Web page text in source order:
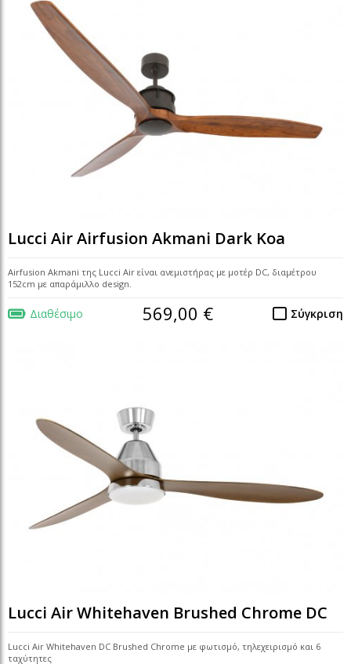
Lucci Air Airfusion Akmani Dark Koa
Airfusion Akmani της Lucci Air είναι ανεμιστήρας με μοτέρ DC, διαμέτρου
152cm με απαράμιλλο design.
Διαθέσιμο Σύγκριση
569,00 €
Lucci Air Whitehaven Brushed Chrome DC
Lucci Air Whitehaven DC Brushed Chrome με φωτισμό, τηλεχειρισμό και 6
ταχύτητες